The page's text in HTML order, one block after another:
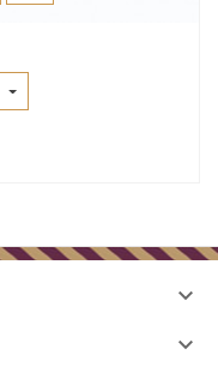

